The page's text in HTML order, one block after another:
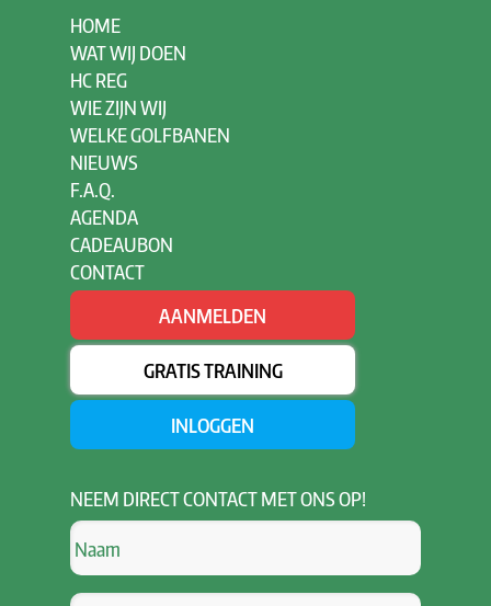
HOME
WAT WIJ DOEN
HC REG
WIE ZIJN WIJ
WELKE GOLFBANEN
NIEUWS
F.A.Q.
AGENDA
CADEAUBON
CONTACT
AANMELDEN
GRATIS TRAINING
INLOGGEN
NEEM DIRECT CONTACT MET ONS OP!